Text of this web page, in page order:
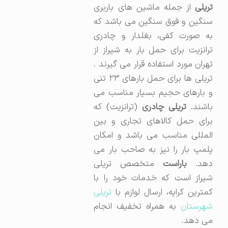
تریلیاز جمله ماشین های باربری
سنگین و فوق سنگین می باشد که
به صورت کفی، بغلدار و چادری
ترانزیت برای حمل بار به شیراز از
تهران مورد استفاده قرار می گیرند .
تریلی ها برای حمل بارهای ۲۳ تنی
و بارهای حجیم بسیار مناسب می
باشند.تریلی چادری(ترانزیت) که
برای حمل کالاهای تجاری و بین
المللی مناسب می باشد و امکان
پلمپ بار را نیز به صاحب بار می
دهد.باراستمتخصص تریلی
شیراز است که خدمات خود را با
کمترین کرایه، ارسال لوازم باتریلی
شهرستانبه همراه تخفیف انجام
می دهد.